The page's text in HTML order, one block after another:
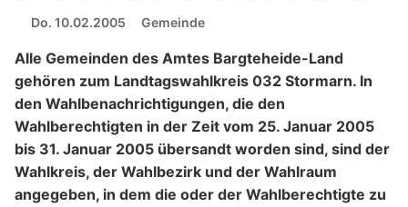
Do. 10.02.2005 Gemeinde
Alle Gemeinden des Amtes Bargteheide-Land
gehören zum Landtagswahlkreis 032 Stormarn. In
den Wahlbenachrichtigungen, die den
Wahlberechtigten in der Zeit vom 25. Januar 2005
bis 31. Januar 2005 übersandt worden sind, sind der
Wahlkreis, der Wahlbezirk und der Wahlraum
angegeben, in dem die oder der Wahlberechtigte zu